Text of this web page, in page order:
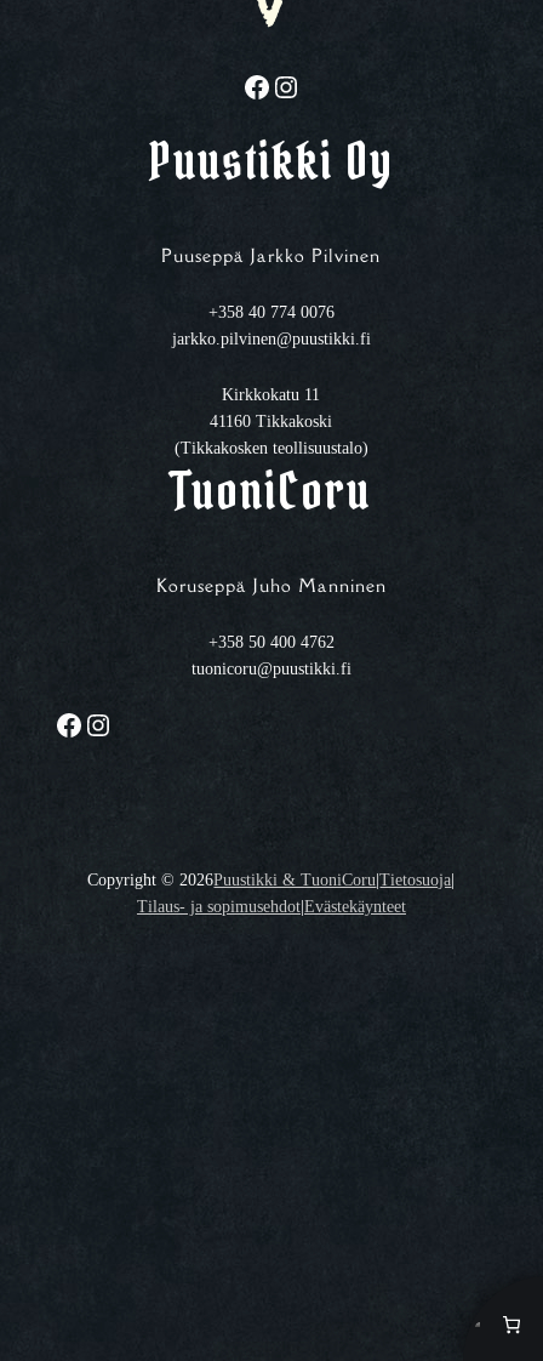
Facebook Instagram
Puustikki Oy
Puuseppä Jarkko Pilvinen
+358 40 774 0076
jarkko.pilvinen@puustikki.fi
Kirkkokatu 11
41160 Tikkakoski
(Tikkakosken teollisuustalo)
TuoniCoru
Koruseppä Juho Manninen
+358 50 400 4762
tuonicoru@puustikki.fi
Facebook Instagram
Copyright ©2026Puustikki & TuoniCoru|Tietosuoja|
Tilaus- ja sopimusehdot|Evästekäynteet